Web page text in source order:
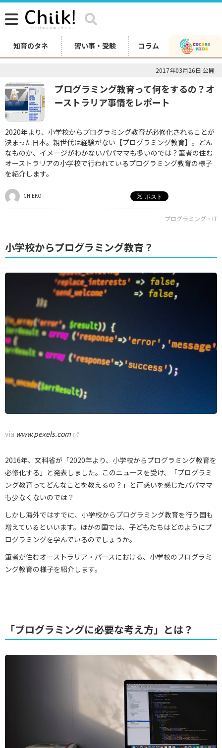
知育のタネ 習い事・受験 コラム
2017年03月26日 公開
プログラミング教育って何をするの？オ
ーストラリア事情をレポート
2020年より、小学校からプログラミング教育が必修化されることが
決まった日本。親世代は経験がない【プログラミング教育】。どん
なものか、イメージがわかないパパママも多いのでは？筆者の住む
オーストラリアの小学校で行われているプログラミング教育の様子
を紹介します。
CHIEKO
プログラミング・IT
小学校からプログラミング教育？
via www.pexels.com
2016年、文科省が「2020年より、小学校からプログラミング教育を
必修化する」と発表しました。このニュースを受け、「プログラミ
ング教育ってどんなことを教えるの？」と戸惑いを感じたパパママ
も少なくないのでは？
しかし海外ではすでに、小学校からプログラミング教育を行う国も
増えているといいます。ほかの国では、子どもたちはどのようにプ
ログラミングを学んでいるのでしょうか。
筆者が住むオーストラリア・パースにおける、小学校のプログラミ
ング教育の様子を紹介します。
「プログラミングに必要な考え方」とは？